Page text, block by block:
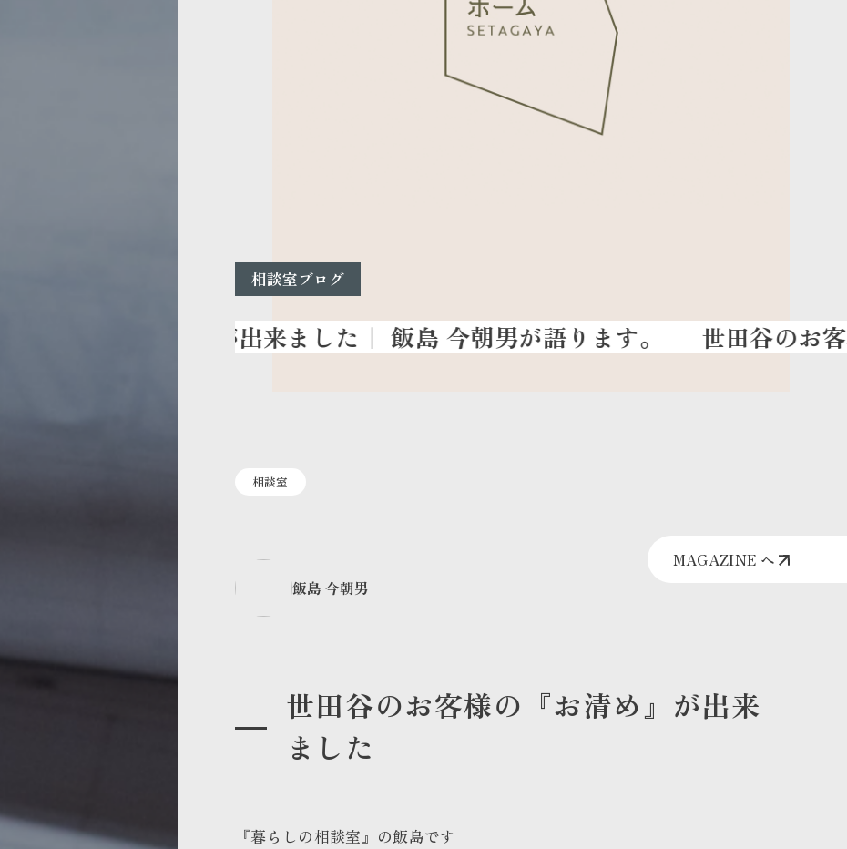
相談室ブログ
世田谷のお客様の『
相談室
MAGAZINE へ
飯島 今朝男
世田谷のお客様の『お清め』が出来
ました
『暮らしの相談室』の飯島です